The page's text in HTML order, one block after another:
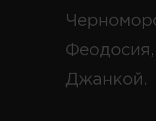
Джанкой.